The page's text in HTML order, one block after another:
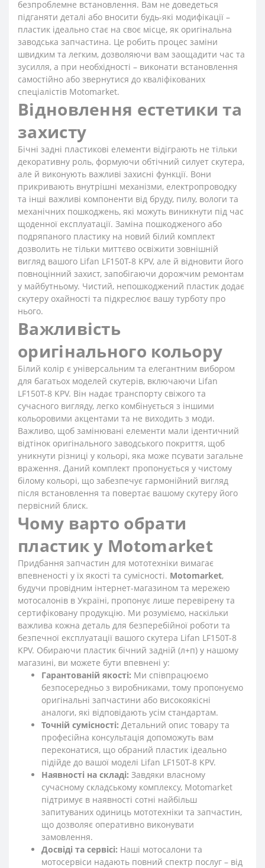
безпроблемне встановлення. Вам не доведеться
підганяти деталі або вносити будь-які модифікації –
пластик ідеально стає на своє місце, як оригінальна
заводська запчастина. Це робить процес заміни
швидким та легким, дозволяючи вам заощадити час та
зусилля, а при необхідності – виконати встановлення
самостійно або звернутися до кваліфікованих
спеціалістів Motomarket.
Відновлення естетики та
захисту
Бічні задні пластикові елементи відіграють не тільки
декоративну роль, формуючи обтічний силует скутера,
але й виконують важливі захисні функції. Вони
прикривають внутрішні механізми, електропроводку
та інші важливі компоненти від бруду, пилу, вологи та
механічних пошкоджень, які можуть виникнути під час
щоденної експлуатації. Заміна пошкодженого або
подряпаного пластику на новий білий комплект
дозволить не тільки миттєво освіжити зовнішній
вигляд вашого Lifan LF150T-8 KPV, але й відновити його
повноцінний захист, запобігаючи дорожчим ремонтам
у майбутньому. Чистий, непошкоджений пластик додає
скутеру охайності та підкреслює вашу турботу про
нього.
Важливість
оригінального кольору
Білий колір є універсальним та елегантним вибором
для багатьох моделей скутерів, включаючи Lifan
LF150T-8 KPV. Він надає транспорту свіжого та
сучасного вигляду, легко комбінується з іншими
кольоровими акцентами та не виходить з моди.
Важливо, щоб замінювані елементи мали ідентичний
відтінок оригінального заводського покриття, щоб
уникнути різниці у кольорі, яка може псувати загальне
враження. Даний комплект пропонується у чистому
білому кольорі, що забезпечує гармонійний вигляд
після встановлення та повертає вашому скутеру його
первісний блиск.
Чому варто обрати
пластик у Motomarket
Придбання запчастин для мототехніки вимагає
впевненості у їх якості та сумісності. Motomarket,
будучи провідним інтернет-магазином та мережею
мотосалонів в Україні, пропонує лише перевірену та
сертифіковану продукцію. Ми розуміємо, наскільки
важлива кожна деталь для безперебійної роботи та
безпечної експлуатації вашого скутера Lifan LF150T-8
KPV. Обираючи пластик бічний задній (л+п) у нашому
магазині, ви можете бути впевнені у:
Гарантованій якості: Ми співпрацюємо
безпосередньо з виробниками, тому пропонуємо
оригінальні запчастини або високоякісні
аналоги, які відповідають усім стандартам.
Точній сумісності: Детальний опис товару та
професійна консультація допоможуть вам
переконатися, що обраний пластик ідеально
підійде до вашої моделі Lifan LF150T-8 KPV.
Наявності на складі: Завдяки власному
сучасному складському комплексу, Motomarket
підтримує в наявності сотні найбільш
запитуваних одиниць мототехніки та запчастин,
що дозволяє оперативно виконувати
замовлення.
Досвіді та сервісі: Наші мотосалони та
мотосервіси надають повний спектр послуг – від